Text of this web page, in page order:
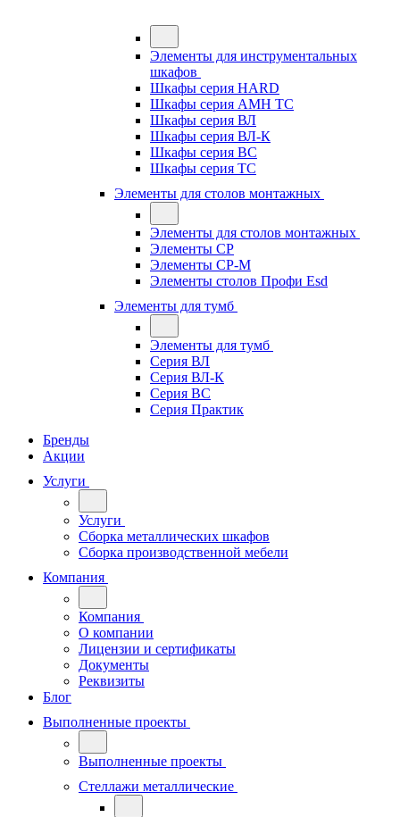
Элементы для инструментальных
шкафов
Шкафы серия HARD
Шкафы серия АМН ТС
Шкафы серия ВЛ
Шкафы серия ВЛ-К
Шкафы серия ВС
Шкафы серия ТС
Элементы для столов монтажных
Элементы для столов монтажных
Элементы СР
Элементы СР-М
Элементы столов Профи Esd
Элементы для тумб
Элементы для тумб
Серия ВЛ
Серия ВЛ-К
Серия ВС
Серия Практик
Бренды
Акции
Услуги
Услуги
Сборка металлических шкафов
Сборка производственной мебели
Компания
Компания
О компании
Лицензии и сертификаты
Документы
Реквизиты
Блог
Выполненные проекты
Выполненные проекты
Стеллажи металлические